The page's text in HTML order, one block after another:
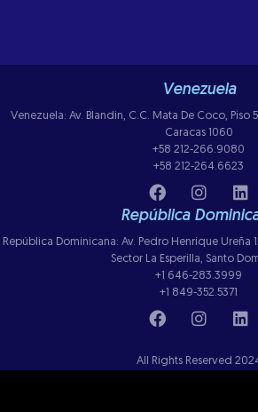
Venezuela
Venezuela: Av. Blandin, C.C. Mata De Coco, Piso
Caracas 1060
+58 212-266.9080
+58 212-264.6623
República
República Dominicana: Av. Pedro Henrique Ureña
Sector La Esperilla, Santo
+1 646-283.3999
+1 849-352.5371
All Rights Reserved